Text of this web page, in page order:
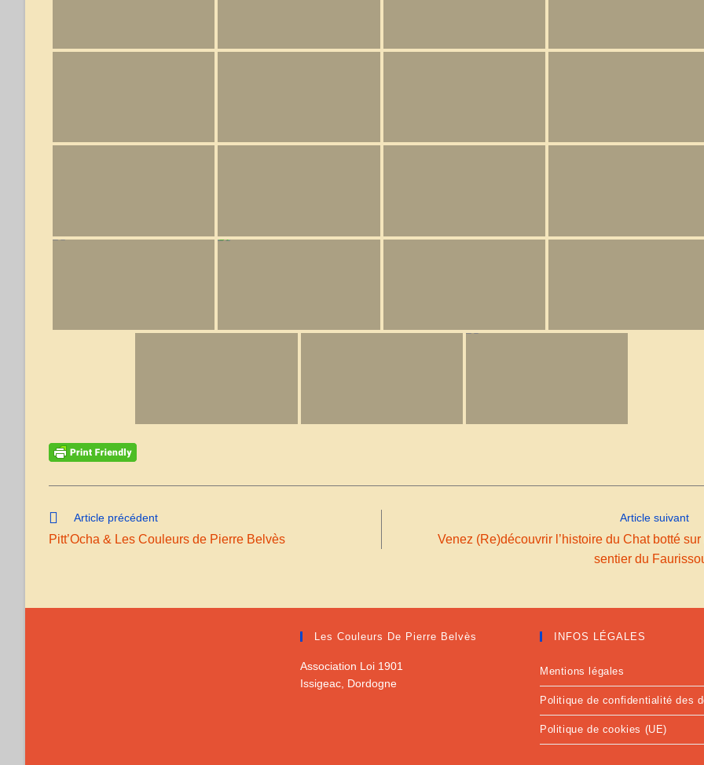
Read
articles
Article précédent
Pitt’Ocha & Les Couleurs de Pierre Belvès
Article suivant
Venez (Re)découvrir l’histoire du Chat botté sur
sentier du
Les Couleurs De Pierre Belvès
Association Loi 1901
Issigeac, Dordogne
INFOS LÉGALES
Mentions légales
Politique de confidentialité des
Politique de cookies (UE)